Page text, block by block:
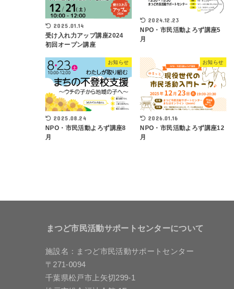
2025.01.14
受け入れ力アップ講座2024
初回オープン講座
2024.12.23
NPO・市民活動よろず講座5
月
お知らせ
2025.08.24
NPO・市民活動よろず講座8
月
お知らせ
2026.01.16
NPO・市民活動よろず講座12
月
まつど市民活動サポートセンターについて
施設名：まつど市民活動サポートセンター
〒271-0094
千葉県松戸市上矢切299-1